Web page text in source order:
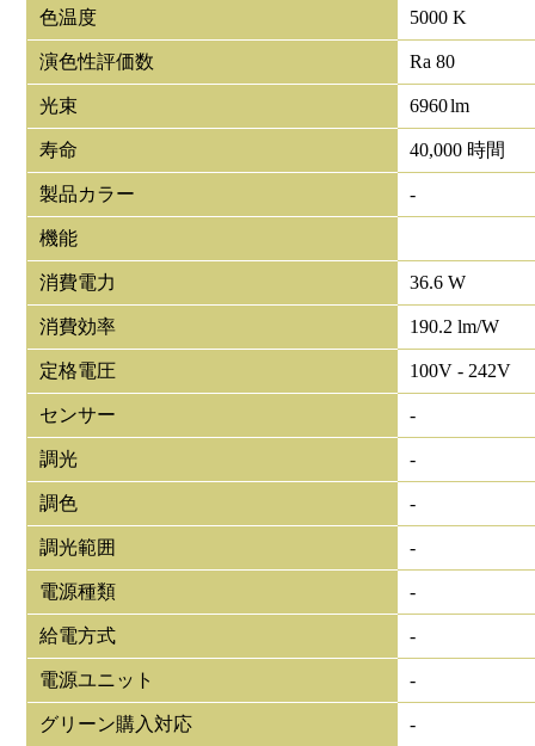
色温度 5000 K
演色性評価数 Ra 80
光束 6960lm
寿命 40,000 時間
製品カラー -
機能
消費電力 36.6 W
消費効率 190.2 lm/W
定格電圧 100V - 242V
センサー -
調光 -
調色 -
調光範囲 -
電源種類 -
給電方式 -
電源ユニット -
グリーン購入対応 -